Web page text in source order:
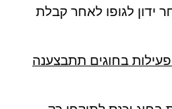
ידון לגופו לאחר קבלת
בחוגים תתבצענה